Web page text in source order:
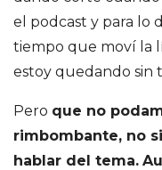
a
o
el podcast y para lo
tiempo que moví la
estoy quedando sin
Pero que no
rimbombante, no
hablar del tema.